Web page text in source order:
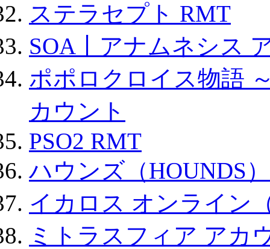
ステラセプト RMT
SOA丨アナムネシス
ポポロクロイス物語
カウント
PSO2 RMT
ハウンズ（HOUNDS
イカロス オンライン
ミトラスフィア アカ